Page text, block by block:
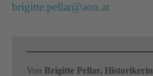
brigitte.pellar@aon.at
Von Brigitte Pellar, Historikerin